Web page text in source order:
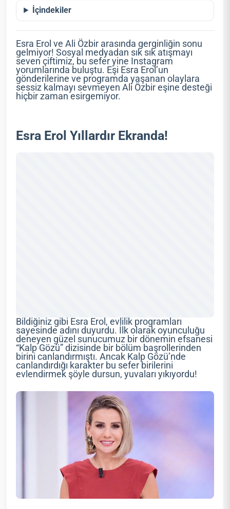
İçindekiler
Esra Erol ve Ali Özbir arasında gerginliğin sonu
gelmiyor! Sosyal medyadan sık sık atışmayı
seven çiftimiz, bu sefer yine Instagram
yorumlarında buluştu. Eşi Esra Erol’un
gönderilerine ve programda yaşanan olaylara
sessiz kalmayı sevmeyen Ali Özbir eşine desteği
hiçbir zaman esirgemiyor.
Esra Erol Yıllardır Ekranda!
Bildiğiniz gibi Esra Erol, evlilik programları
sayesinde adını duyurdu. İlk olarak oyunculuğu
deneyen güzel sunucumuz bir dönemin efsanesi
“Kalp Gözü” dizisinde bir bölüm başrollerinden
birini canlandırmıştı. Ancak Kalp Gözü’nde
canlandırdığı karakter bu sefer birilerini
evlendirmek şöyle dursun, yuvaları yıkıyordu!